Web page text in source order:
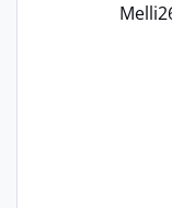
Εγώ
Melli